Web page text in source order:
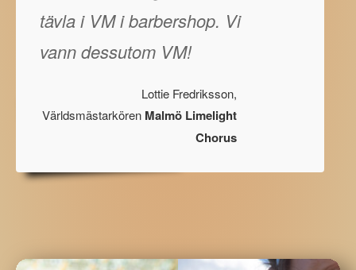
tävla i VM i barbershop. Vi
vann dessutom VM!
Lottie Fredriksson,
Världsmästarkören Malmö Limelight
Chorus